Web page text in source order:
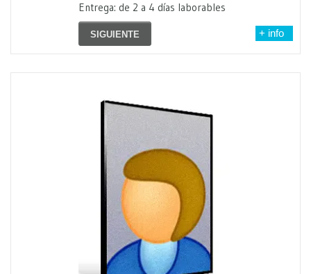
Entrega: de 2 a 4 días laborables
SIGUIENTE + info